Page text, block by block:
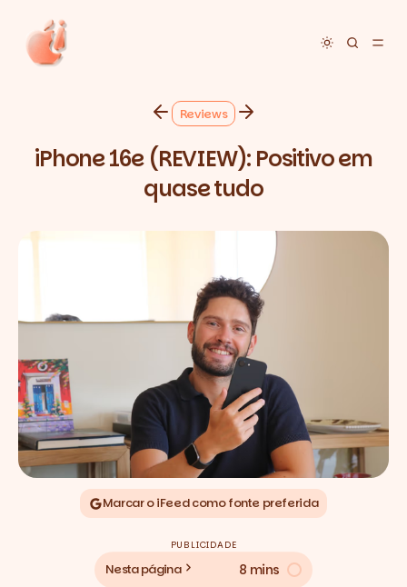
Toggle
Reviews
iPhone 16e (REVIEW): Positivo em
quase tudo
Marcar o iFeed como fonte preferida
PUBLICIDADE
Nesta página 8 mins